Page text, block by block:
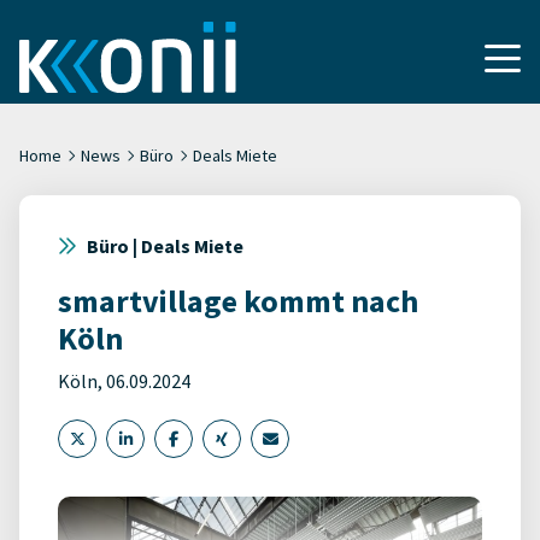
Home News Büro Deals Miete
Büro | Deals Miete
smartvillage kommt nach
Köln
Köln, 06.09.2024